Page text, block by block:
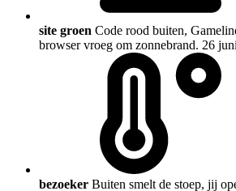
site groen Code rood buiten,
browser vroeg om zonnebrand. 26
bezoeker Buiten smelt de stoep, jij